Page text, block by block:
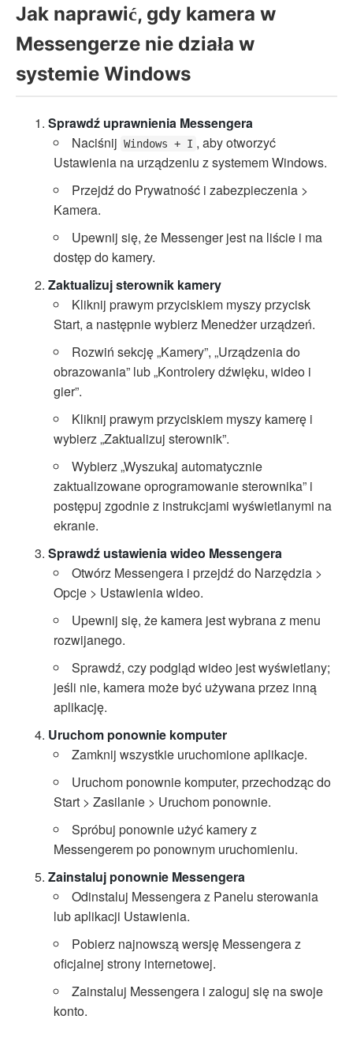
Jak naprawić, gdy kamera w
Messengerze nie działa w
systemie Windows
Sprawdź uprawnienia Messengera
Naciśnij Windows + I , aby otworzyć
Ustawienia na urządzeniu z systemem Windows.
Przejdź do Prywatność i zabezpieczenia >
Kamera.
Upewnij się, że Messenger jest na liście i ma
dostęp do kamery.
Zaktualizuj sterownik kamery
Kliknij prawym przyciskiem myszy przycisk
Start, a następnie wybierz Menedżer urządzeń.
Rozwiń sekcję „Kamery”, „Urządzenia do
obrazowania” lub „Kontrolery dźwięku, wideo i
gier”.
Kliknij prawym przyciskiem myszy kamerę i
wybierz „Zaktualizuj sterownik”.
Wybierz „Wyszukaj automatycznie
zaktualizowane oprogramowanie sterownika” i
postępuj zgodnie z instrukcjami wyświetlanymi na
ekranie.
Sprawdź ustawienia wideo Messengera
Otwórz Messengera i przejdź do Narzędzia >
Opcje > Ustawienia wideo.
Upewnij się, że kamera jest wybrana z menu
rozwijanego.
Sprawdź, czy podgląd wideo jest wyświetlany;
jeśli nie, kamera może być używana przez inną
aplikację.
Uruchom ponownie komputer
Zamknij wszystkie uruchomione aplikacje.
Uruchom ponownie komputer, przechodząc do
Start > Zasilanie > Uruchom ponownie.
Spróbuj ponownie użyć kamery z
Messengerem po ponownym uruchomieniu.
Zainstaluj ponownie Messengera
Odinstaluj Messengera z Panelu sterowania
lub aplikacji Ustawienia.
Pobierz najnowszą wersję Messengera z
oficjalnej strony internetowej.
Zainstaluj Messengera i zaloguj się na swoje
konto.